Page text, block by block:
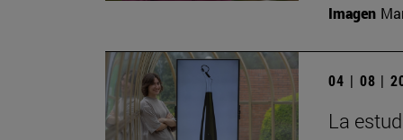
Imagen
04 | 08 |
La